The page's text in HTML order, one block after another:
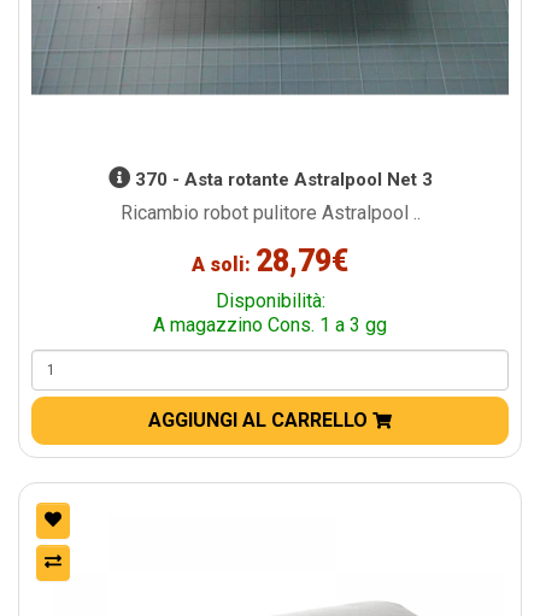
370 - Asta rotante Astralpool Net 3
Ricambio robot pulitore Astralpool ..
A soli: 28,79€
Disponibilità:
A magazzino Cons. 1 a 3 gg
AGGIUNGI AL CARRELLO